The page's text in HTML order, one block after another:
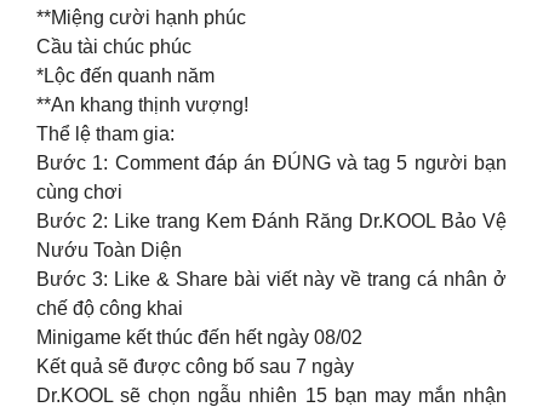
**Miệng cười hạnh phúc
Cầu tài chúc phúc
*Lộc đến quanh năm
**An khang thịnh vượng!
Thể lệ tham gia:
Bước 1: Comment đáp án ĐÚNG và tag 5 người bạn
cùng chơi
Bước 2: Like trang Kem Đánh Răng Dr.KOOL Bảo Vệ
Nướu Toàn Diện
Bước 3: Like & Share bài viết này về trang cá nhân ở
chế độ công khai
Minigame kết thúc đến hết ngày 08/02
Kết quả sẽ được công bố sau 7 ngày
Dr.KOOL sẽ chọn ngẫu nhiên 15 bạn may mắn nhận